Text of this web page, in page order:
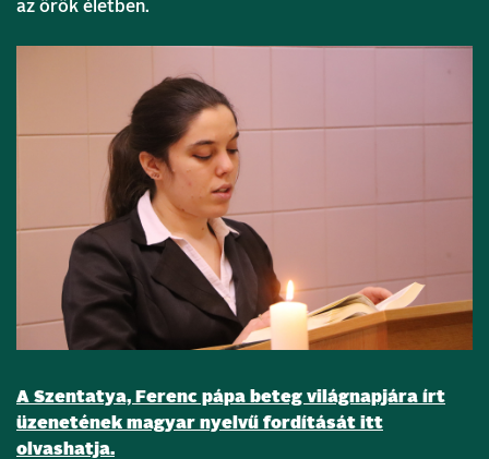
az örök életben.
A Szentatya, Ferenc pápa beteg világnapjára írt
üzenetének magyar nyelvű fordítását itt
olvashatja.